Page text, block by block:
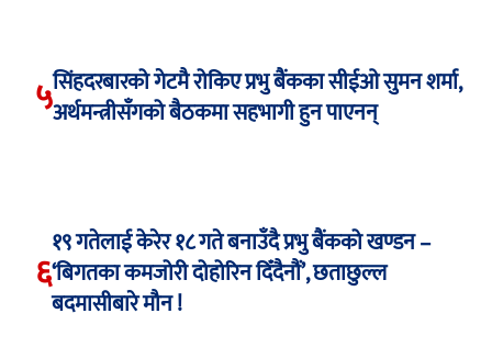
५सिंहदरबारको गेटमै रोकिए प्रभु बैंकका सीईओ सुमन शर्मा,
अर्थमन्त्रीसँगको बैठकमा सहभागी हुन पाएनन्
६
१९ गतेलाई केरेर १८ गते बनाउँदै प्रभु बैंकको खण्डन –
‘बिगतका कमजोरी दोहोरिन दिँदैनौं’, छताछुल्ल
बदमासीबारे मौन !